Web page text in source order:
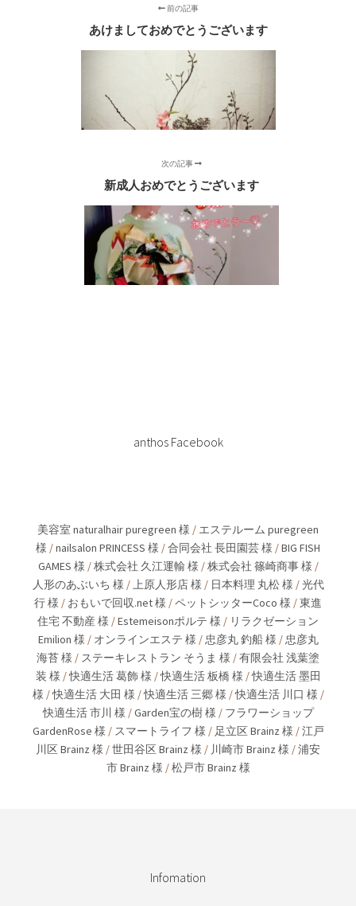
前の記事
あけましておめでとうございます
次の記事
新成人おめでとうございます
anthos Facebook
美容室 naturalhair puregreen 様 / エステルーム puregreen
様 /nailsalon PRINCESS 様 /合同会社 長田園芸 様 /BIG FISH
GAMES 様 /株式会社 久江運輸 様 /株式会社 篠崎商事 様 /
人形のあぶいち 様 /上原人形店 様 / 日本料理 丸松 様 /光代
行 様 / おもいで回収.net 様 /ペットシッターCoco 様 /東進
住宅 不動産 様 /Estemeisonポルテ 様 / リラクゼーション
Emilion 様 / オンラインエステ 様 /忠彦丸 釣船 様 /忠彦丸
海苔 様 / ステーキレストラン そうま 様 /有限会社 浅葉塗
装 様 /快適生活 葛飾 様 /快適生活 板橋 様 /快適生活 墨田
様 /快適生活 大田 様 /快適生活 三郷 様 /快適生活 川口 様 /
快適生活 市川 様 /Garden宝の樹 様 / フラワーショップ
GardenRose 様 / スマートライフ 様 / 足立区 Brainz 様 /江戸
川区 Brainz 様 /世田谷区 Brainz 様 / 川崎市 Brainz 様 /浦安
市 Brainz 様 /松戸市 Brainz 様
Infomation